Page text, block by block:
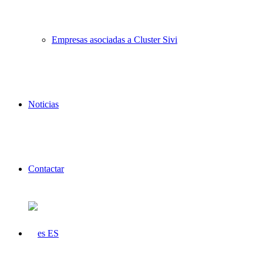
Empresas asociadas a Cluster Sivi
Noticias
Contactar
ES